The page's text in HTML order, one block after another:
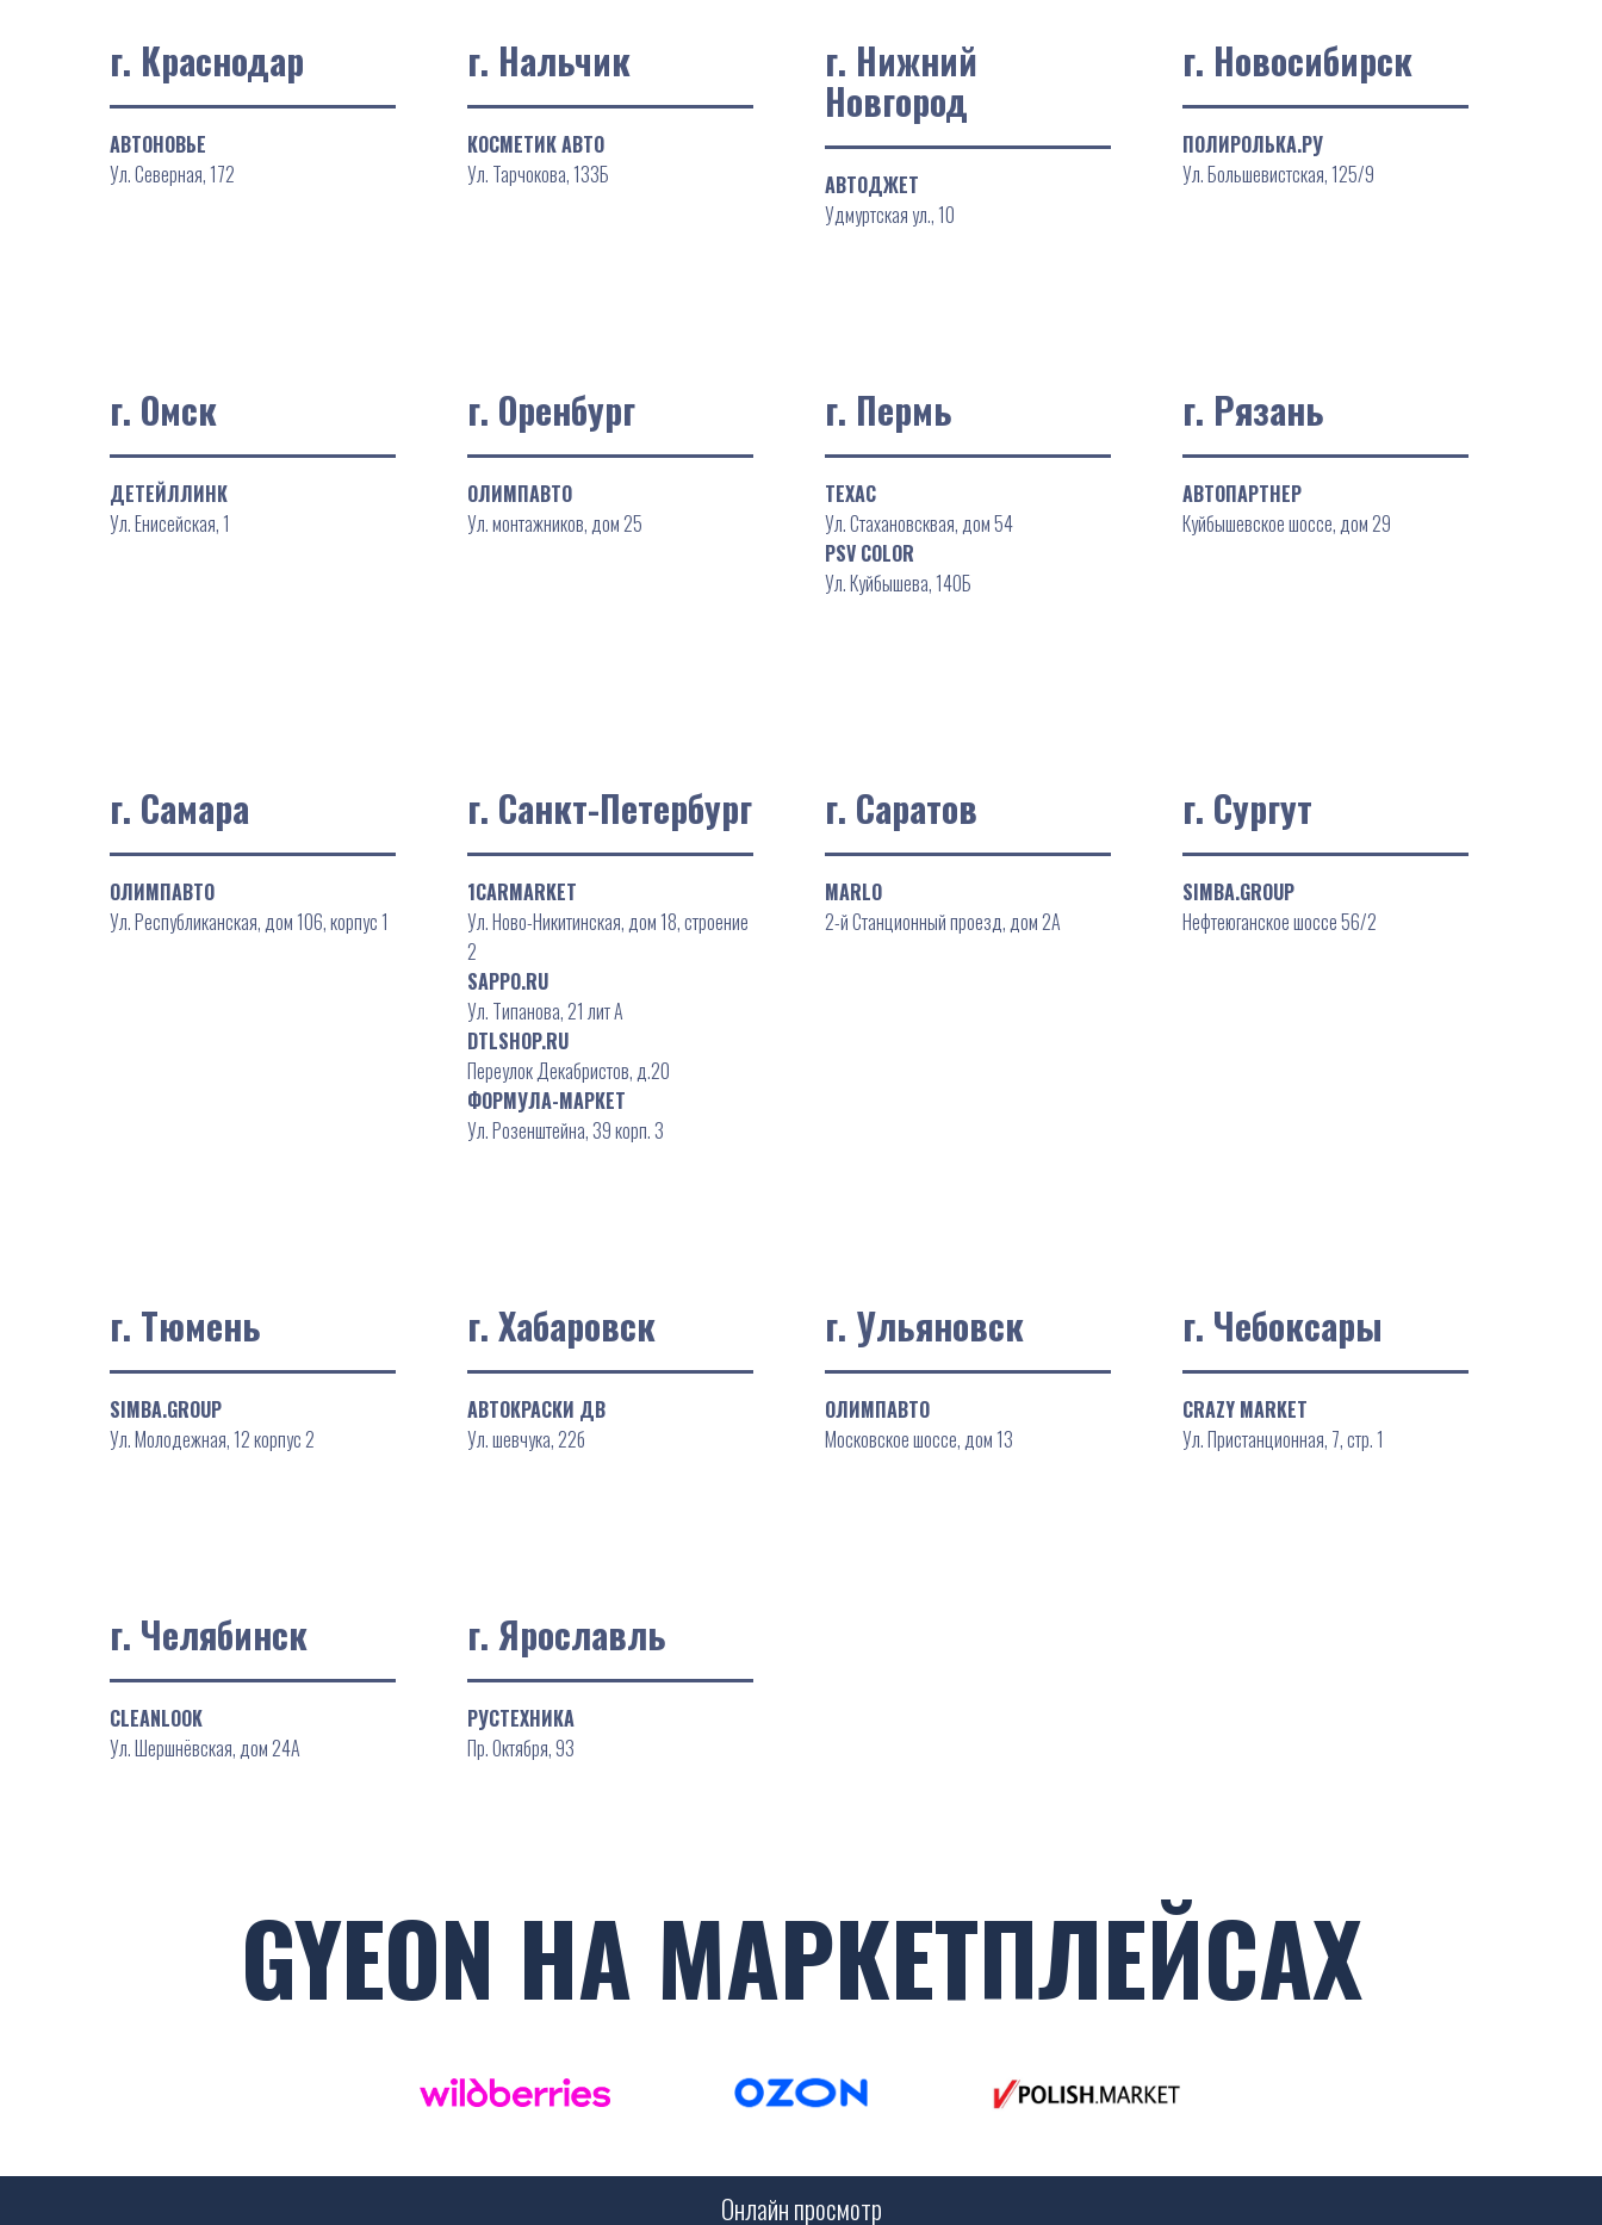
г. Краснодар
АВТОНОВЬЕ
Ул. Северная, 172
г. Нальчик
КОСМЕТИК АВТО
Ул. Тарчокова, 133Б
г. Нижний
Новгород
АВТОДЖЕТ
Удмуртская ул., 10
г. Новосибирск
ПОЛИРОЛЬКА.РУ
Ул. Большевистская, 125/9
г. Омск
ДЕТЕЙЛЛИНК
Ул. Енисейская, 1
г. Оренбург
ОЛИМПАВТО
Ул. монтажников, дом 25
г. Пермь
ТЕХАС
Ул. Стахановсквая, дом 54
PSV COLOR
Ул. Куйбышева, 140Б
г. Рязань
АВТОПАРТНЕР
Куйбышевское шоссе, дом 29
г. Самара
ОЛИМПАВТО
Ул. Республиканская, дом 106, корпус 1
г. Санкт-Петербург
1CARMARKET
Ул. Ново-Никитинская, дом 18, строение
2
SAPPO.RU
Ул. Типанова, 21 лит А
DTLSHOP.RU
Переулок Декабристов, д.20
ФОРМУЛА-МАРКЕТ
Ул. Розенштейна, 39 корп. 3
г. Саратов
MARLO
2-й Станционный проезд, дом 2А
г. Сургут
SIMBA.GROUP
Нефтеюганское шоссе 56/2
г. Тюмень
SIMBA.GROUP
Ул. Молодежная, 12 корпус 2
г. Хабаровск
АВТОКРАСКИ ДВ
Ул. шевчука, 22б
г. Ульяновск
ОЛИМПАВТО
Московское шоссе, дом 13
г. Чебоксары
CRAZY MARKET
Ул. Пристанционная, 7, стр. 1
г. Челябинск
CLEANLOOK
Ул. Шершнёвская, дом 24А
г. Ярославль
РУСТЕХНИКА
Пр. Октября, 93
GYEON НА МАРКЕТПЛЕЙСАХ
Онлайн просмотр